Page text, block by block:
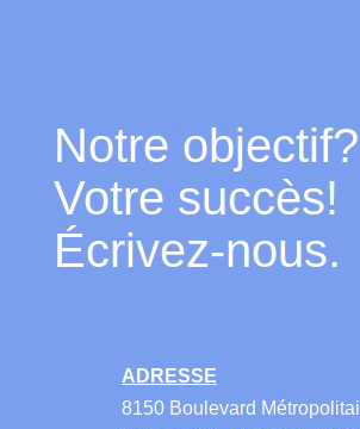
Notre objectif?
Votre succès!
Écrivez-nous.
ADRESSE
8150 Boulevard